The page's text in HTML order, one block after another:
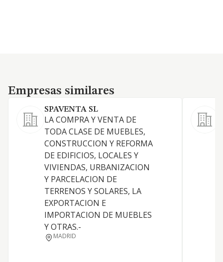
Empresas similares
Empresas similares
SPAVENTA SL
LA COMPRA Y VENTA DE
TODA CLASE DE MUEBLES,
CONSTRUCCION Y REFORMA
DE EDIFICIOS, LOCALES Y
VIVIENDAS, URBANIZACION
Y PARCELACION DE
TERRENOS Y SOLARES, LA
EXPORTACION E
IMPORTACION DE MUEBLES
Y OTRAS.-
MADRID